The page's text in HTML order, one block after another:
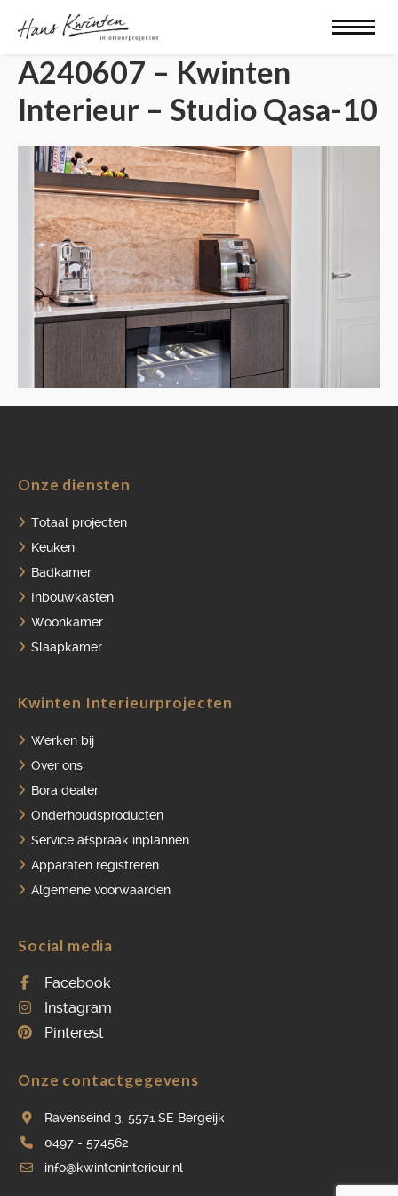
A240607 – Kwinten
Interieur – Studio Qasa-10
Onze diensten
Totaal projecten
Keuken
Badkamer
Inbouwkasten
Woonkamer
Slaapkamer
Kwinten Interieurprojecten
Werken bij
Over ons
Bora dealer
Onderhoudsproducten
Service afspraak inplannen
Apparaten registreren
Algemene voorwaarden
Social media
Facebook
Instagram
Pinterest
Onze contactgegevens
Ravenseind 3, 5571 SE Bergeijk
0497 - 574562
info@kwinteninterieur.nl
ONDERHOUDSPRODUCTEN